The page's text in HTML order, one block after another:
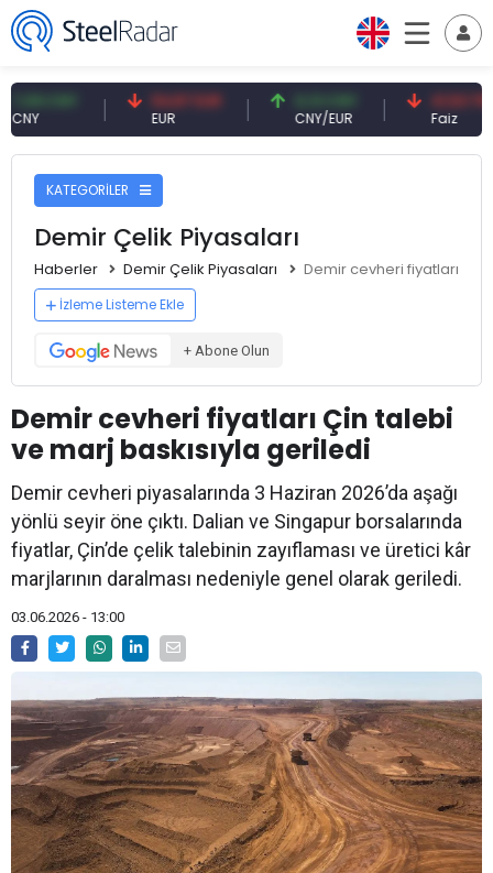
54,87 EUR 0,13 CNY
CNY/EUR
41,53 TRY
KATEGORİLER
Demir Çelik Piyasaları
Haberler Demir Çelik Piyasaları Demir cevheri fiyatları
İzleme Listeme Ekle
+ Abone Olun
Demir cevheri fiyatları Çin talebi
ve marj baskısıyla geriledi
Demir cevheri piyasalarında 3 Haziran 2026’da aşağı
yönlü seyir öne çıktı. Dalian ve Singapur borsalarında
fiyatlar, Çin’de çelik talebinin zayıflaması ve üretici kâr
marjlarının daralması nedeniyle genel olarak geriledi.
03.06.2026 - 13:00